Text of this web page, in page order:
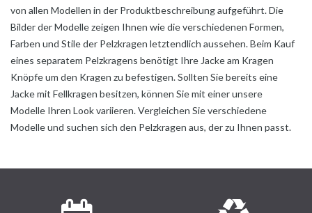
von allen Modellen in der Produktbeschreibung aufgeführt. Die
Bilder derModelle zeigen Ihnen wie die verschiedenen Formen,
Farben und Stile der Pelzkragen letztendlich aussehen. Beim Kauf
eines separatem Pelzkragens benötigt Ihre Jacke am Kragen
Knöpfe um den Kragen zu befestigen.Sollten Sie bereits eine
Jacke mit Fellkragen besitzen, können Sie mit einer unsere
Modelle Ihren Look variieren. Vergleichen Sieverschiedene
Modelle und suchen sich den Pelzkragen aus, der zu Ihnen passt.